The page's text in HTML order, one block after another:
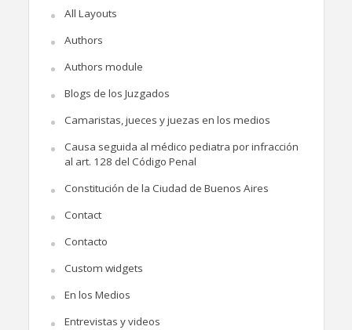
All Layouts
Authors
Authors module
Blogs de los Juzgados
Camaristas, jueces y juezas en los medios
Causa seguida al médico pediatra por infracción
al art. 128 del Código Penal
Constitución de la Ciudad de Buenos Aires
Contact
Contacto
Custom widgets
En los Medios
Entrevistas y videos